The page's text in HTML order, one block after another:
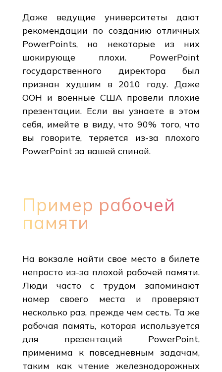
Даже ведущие университеты дают
рекомендации по созданию отличных
PowerPoints, но некоторые из них
шокирующе плохи. PowerPoint
государственного директора был
признан худшим в 2010 году. Даже
ООН и военные США провели плохие
презентации. Если вы узнаете в этом
себя, имейте в виду, что 90% того, что
вы говорите, теряется из-за плохого
PowerPoint за вашей спиной.
Пример рабочей
памяти
На вокзале найти свое место в билете
непросто из-за плохой рабочей памяти.
Люди часто с трудом запоминают
номер своего места и проверяют
несколько раз, прежде чем сесть. Та же
рабочая память, которая используется
для презентаций PowerPoint,
применима к повседневным задачам,
таким как чтение железнодорожных